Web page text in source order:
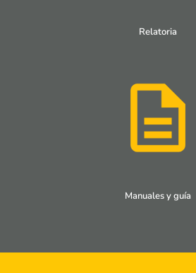
Relatoria
Manuales y guía